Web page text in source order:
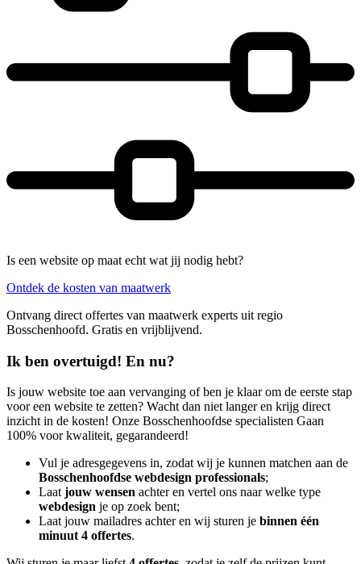
Is een website op maat echt wat jij nodig hebt?
Ontdek de kosten van maatwerk
Ontvang direct offertes van maatwerk experts uit regio
Bosschenhoofd. Gratis en vrijblijvend.
Ik ben overtuigd! En nu?
Is jouw website toe aan vervanging of ben je klaar om de eerste stap
voor een website te zetten? Wacht dan niet langer en krijg direct
inzicht in de kosten! Onze Bosschenhoofdse specialisten Gaan
100% voor kwaliteit, gegarandeerd!
Vul je adresgegevens in, zodat wij je kunnen matchen aan de
Bosschenhoofdse webdesign professionals;
Laat jouw wensen achter en vertel ons naar welke type
webdesign je op zoek bent;
Laat jouw mailadres achter en wij sturen je binnen één
minuut 4 offertes.